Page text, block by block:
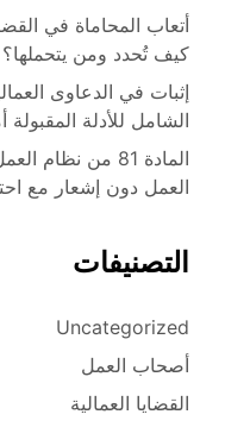
كيف تُحدد ومن يتحملها؟
الشامل للأدلة المقبولة
المادة 81 من
العمل دون إشعار مع
التصنيفات
Uncategorized
أصحاب العمل
القضايا العمالية